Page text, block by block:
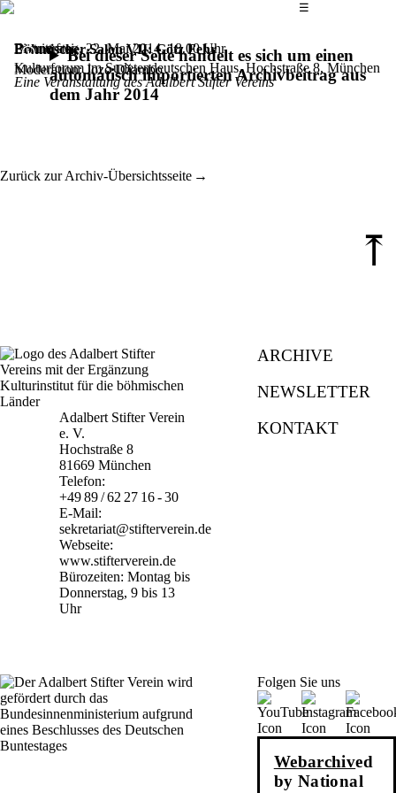
Das
☰
Bei dieser Seite handelt es sich um einen
automatisch importierten Archivbeitrag aus
dem Jahr 2014
Böhmischer Salon VII: Götz Fehr
Moderation: Jozo Džambo
Eintritt frei
Eine Veranstaltung des Adalbert Stifter Vereins
Donnerstag, 22. Mai 2014,18.00 Uhr
Kulturforum im Sudetendeutschen Haus, Hochstraße 8, München
Zurück zur Archiv-Übersichtsseite
⤒
Adalbert Stifter Verein
e. V.
Hochstraße 8
81669 München
Telefon:
+49 89 / 62 27 16 - 30
E-Mail:
sekretariat@stifterverein.de
Webseite:
www.stifterverein.de
Bürozeiten: Montag bis
Donnerstag, 9 bis 13
Uhr
ARCHIVE
NEWSLETTER
KONTAKT
Folgen Sie uns
Webarchived
by National